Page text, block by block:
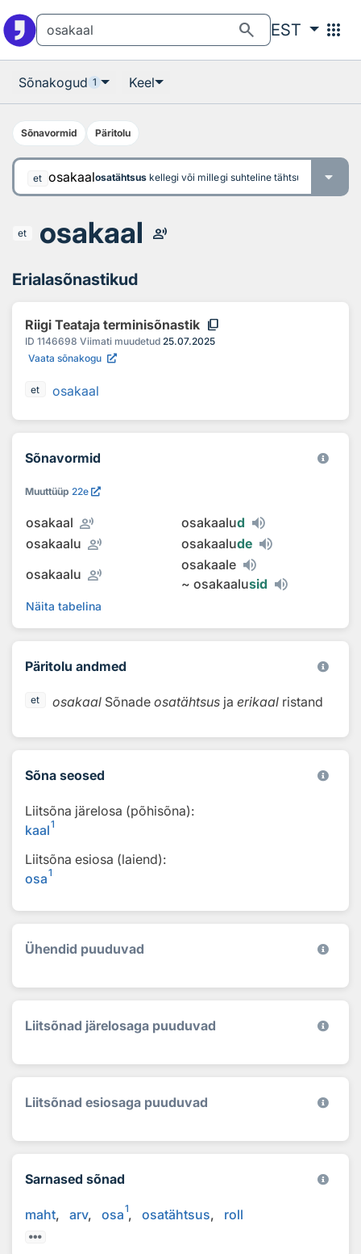
search EST apps
Sõnakogud 1 Keel
Sõnavormid Päritolu
et osakaalosatähtsus kellegi või millegi suhteline tähtsus mingis
et osakaal record_voice_over
Erialasõnastikud
Riigi Teataja terminisõnastik content_copy
ID 1146698 Viimati muudetud 25.07.2025
Vaata sõnakogu
et osakaal
Sõnavormid
Muuttüüp 22e
osakaal record_voice_over osakaalud
osakaalu record_voice_over osakaalude
osakaalu record_voice_over
osakaale
~ osakaalusid
Näita tabelina
Päritolu andmed
et osakaal Sõnade osatähtsus ja erikaal ristand
Sõna seosed
Liitsõna järelosa (põhisõna):
kaal1
Liitsõna esiosa (laiend):
osa1
Ühendid puuduvad
Liitsõnad järelosaga puuduvad
Liitsõnad esiosaga puuduvad
Sarnased sõnad
maht arv osa1 osatähtsus roll